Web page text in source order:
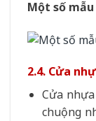
Một số mẫu
2.4. Cửa
Cửa
chuộng